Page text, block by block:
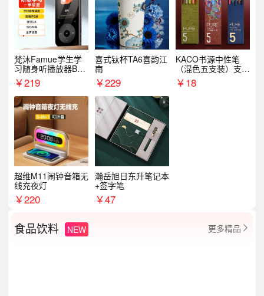
梵沐Famue学生学
习随身听播放器BL1
5（64G）
￥219
喜式钛杯TA6喜韵江
南
￥229
KACO书源中性笔
（混色五支装）支持
logo定制
￥18
超维M11闹钟音箱无
线充夜灯
￥220
瀚岳旭日东升笔记本
+签字笔
￥47
食品饮料 NEW 更多精品 